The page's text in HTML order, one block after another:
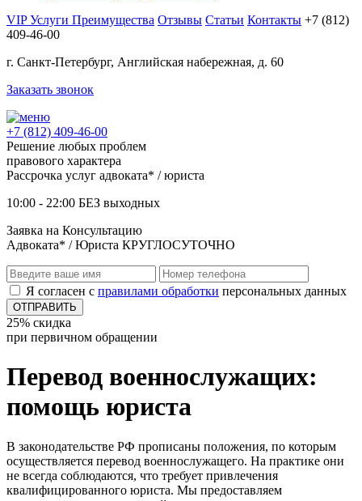
VIP Услуги Преимущества Отзывы Статьи Контакты +7 (812)
409-46-00
г. Санкт-Петербург, Английская набережная, д. 60
Заказать звонок
+7 (812) 409-46-00
Решение любых проблем
правового характера
Рассрочка услуг адвоката* / юриста
10:00 - 22:00 БЕЗ выходных
Заявка на Консультацию
Адвоката* / Юриста КРУГЛОСУТОЧНО
Я согласен с правилами обработки персональных данных
25% скидка
при первичном обращении
Перевод военнослужащих:
помощь юриста
В законодательстве РФ прописаны положения, по которым
осуществляется перевод военнослужащего. На практике они
не всегда соблюдаются, что требует привлечения
квалифицированного юриста. Мы предоставляем